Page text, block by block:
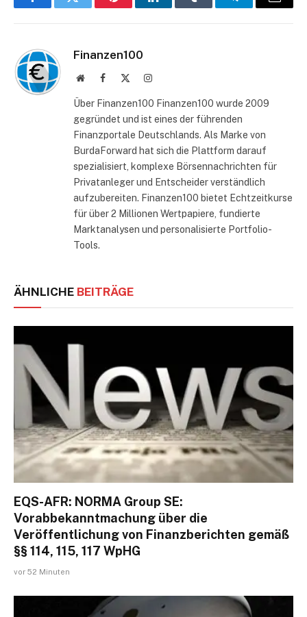
FacebookTwitter PinterestLinkedInTumblr TelegramE-
Finanzen100
WebsiteFacebook Instagram
Über Finanzen100 Finanzen100 wurde 2009
gegründet und ist eines der führenden
Finanzportale Deutschlands. Als Marke von
BurdaForward hat sich die Plattform darauf
spezialisiert, komplexe Börsennachrichten für
Privatanleger und Entscheider verständlich
aufzubereiten. Finanzen100 bietet Echtzeitkurse
für über 2 Millionen Wertpapiere, fundierte
Marktanalysen und personalisierte Portfolio-
Tools.
ÄHNLICHE BEITRÄGE
EQS-AFR: NORMA Group SE:
Vorabbekanntmachung über die
Veröffentlichung von Finanzberichten gemäß
§§ 114, 115, 117 WpHG
vor 52 Minuten